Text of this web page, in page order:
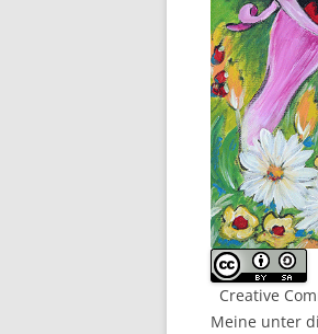
Creative
Meine unter